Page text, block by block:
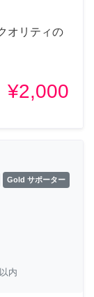
オリティの
¥2,000
Gold サポーター
内